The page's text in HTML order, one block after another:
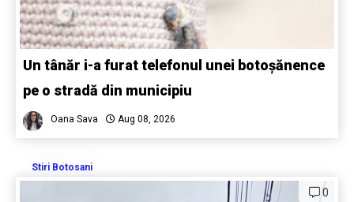
Un tânăr i-a furat telefonul unei botoșănence
pe o stradă din municipiu
Oana Sava Aug 08, 2026
Stiri Botosani
0